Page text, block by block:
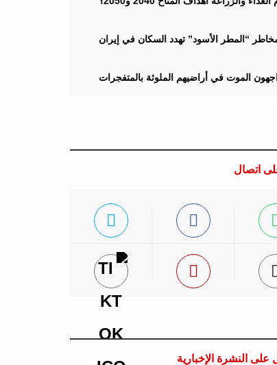
“المطر الأسود” تهدد السكان في إيران
الموت في أراضيهم الملوثة بالمتفجرات
اتصال
على النشرة الإخبارية